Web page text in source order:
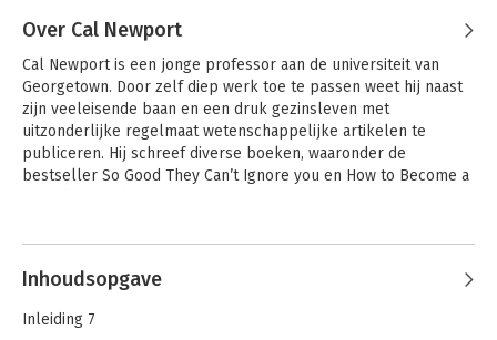
Over Cal Newport
Cal Newport is een jonge professor aan de universiteit van
Georgetown. Door zelf diep werk toe te passen weet hij naast
zijn veeleisende baan en een druk gezinsleven met
uitzonderlijke regelmaat wetenschappelijke artikelen te
publiceren. Hij schreef diverse boeken, waaronder de
bestseller So Good They Can’t Ignore you en How to Become a
Andere boeken door Cal Newport
Inhoudsopgave
Inleiding 7